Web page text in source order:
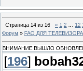
Страница 14 из 16 « 1 2 12
Форум » FAQ ДЛЯ ТЕЛЕВИЗОРА
ВНИМАНИЕ ВЫШЛО
[196]